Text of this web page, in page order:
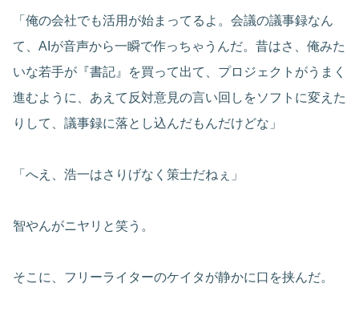
「俺の会社でも活用が始まってるよ。会議の議事録なん
て、AIが音声から一瞬で作っちゃうんだ。昔はさ、俺みた
いな若手が『書記』を買って出て、プロジェクトがうまく
進むように、あえて反対意見の言い回しをソフトに変えた
りして、議事録に落とし込んだもんだけどな」
「へえ、浩一はさりげなく策士だねぇ」
智やんがニヤリと笑う。
そこに、フリーライターのケイタが静かに口を挟んだ。